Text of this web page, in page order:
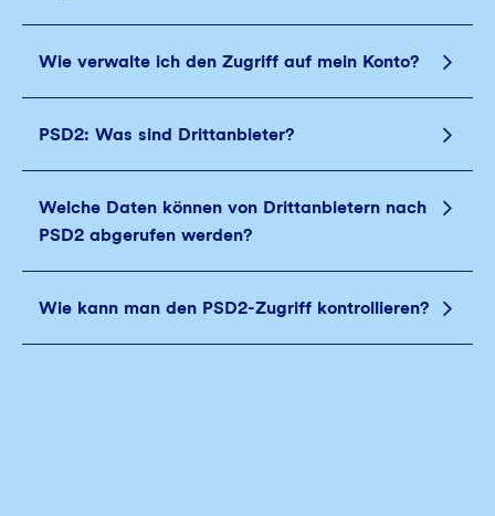
Wie verwalte ich den Zugriff auf mein Konto?
PSD2: Was sind Drittanbieter?
Welche Daten können von Drittanbietern nach
PSD2 abgerufen werden?
Wie kann man den PSD2-Zugriff kontrollieren?